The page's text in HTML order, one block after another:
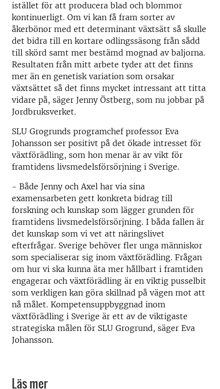
istället för att producera blad och blommor
kontinuerligt. Om vi kan få fram sorter av
åkerbönor med ett determinant växtsätt så skulle
det bidra till en kortare odlingssäsong från sådd
till skörd samt mer bestämd mognad av baljorna.
Resultaten från mitt arbete tyder att det finns
mer än en genetisk variation som orsakar
växtsättet så det finns mycket intressant att titta
vidare på, säger Jenny Östberg, som nu jobbar på
Jordbruksverket.
SLU Grogrunds programchef professor Eva
Johansson ser positivt på det ökade intresset för
växtförädling, som hon menar är av vikt för
framtidens livsmedelsförsörjning i Sverige.
- Både Jenny och Axel har via sina
examensarbeten gett konkreta bidrag till
forskning och kunskap som lägger grunden för
framtidens livsmedelsförsörjning. I båda fallen är
det kunskap som vi vet att näringslivet
efterfrågar. Sverige behöver fler unga människor
som specialiserar sig inom växtförädling. Frågan
om hur vi ska kunna äta mer hållbart i framtiden
engagerar och växtförädling är en viktig pusselbit
som verkligen kan göra skillnad på vägen mot att
nå målet. Kompetensuppbyggnad inom
växtförädling i Sverige är ett av de viktigaste
strategiska målen för SLU Grogrund, säger Eva
Johansson.
Läs mer